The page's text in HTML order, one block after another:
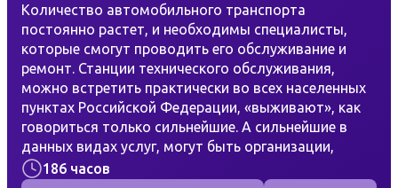
Количество автомобильного транспорта
постоянно растет, и необходимы специалисты,
которые смогут проводить его обслуживание и
ремонт. Станции технического обслуживания,
можно встретить практически во всех населенных
пунктах Российской Федерации, «выживают», как
говориться только сильнейшие. А сильнейшие в
данных видах услуг, могут быть организации,
которые обладают грамотными и
186 часов